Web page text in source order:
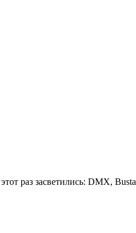
раз засветились: DMX, Busta